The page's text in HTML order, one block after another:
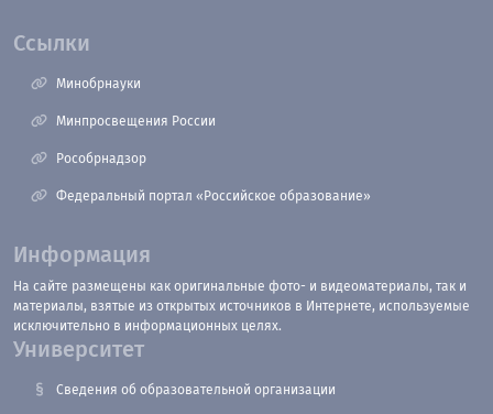
Ссылки
Минобрнауки
Минпросвещения России
Рособрнадзор
Федеральный портал «Российское образование»
Информация
На сайте размещены как оригинальные фото- и видеоматериалы, так и
материалы, взятые из открытых источников в Интернете, используемые
исключительно в информационных целях.
Университет
Сведения об образовательной организации